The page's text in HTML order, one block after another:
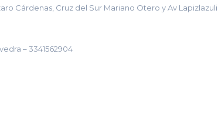
Cárdenas, Cruz del Sur Mariano Otero y Av Lapizlazuli.
– 3341562904